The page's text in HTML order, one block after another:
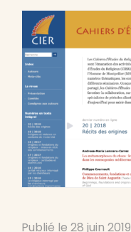
Publié le 28 juin 2019